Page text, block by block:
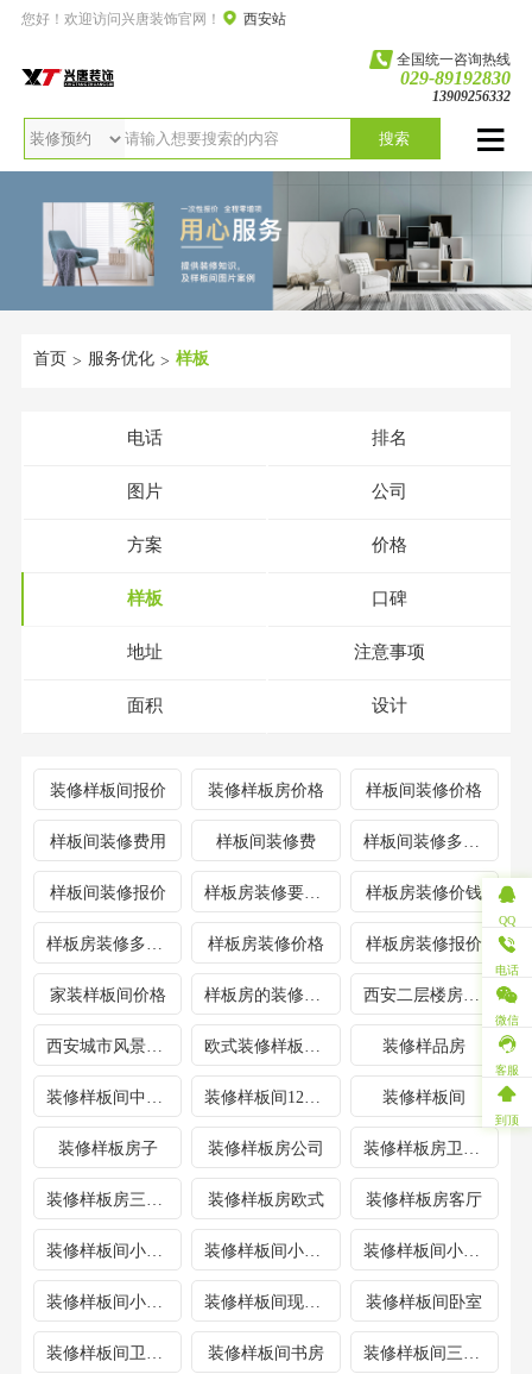
您好！欢迎访问兴唐装饰官网！ 西安站
全国统一咨询热线
029-89192830
13909256332
搜索
首页 > 服务优化 > 样板
电话 排名
图片 公司
方案 价格
样板 口碑
地址 注意事项
面积 设计
装修样板间报价 装修样板房价格 样板间装修价格
样板间装修费用 样板间装修费
样板间装修报价 样板房装修价钱
样板房装修价格 样板房装修报价
家装样板间价格 西安二层楼房400平米豪华装修样品房
西安城市风景夏日景色装修样板间 装修样品房
装修样板间
装修样板房子 装修样板房公司
装修样板房欧式 装修样板房客厅
装修样板间小户型80 装修样板间小户型100
装修样板间小户型 装修样板间卧室
装修样板间书房
QQ
电话
微信
客服
到顶